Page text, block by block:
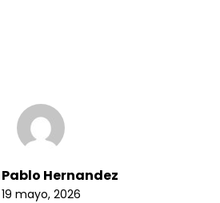
Hernandez
19 mayo, 2026